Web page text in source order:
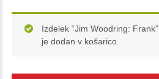
Izdelek “Jim Woodring: Frank”
je dodan v košarico.